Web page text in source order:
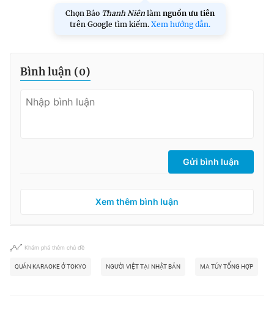
Chọn Báo Thanh Niên làm nguồn ưu tiên
trên Google tìm kiếm. Xem hướng dẫn.
Bình luận (0)
Gửi bình luận
Xem thêm bình luận
Khám phá thêm chủ đề
QUÁN KARAOKE Ở TOKYO NGƯỜI VIỆT TẠI NHẬT BẢN MA TÚY TỔNG HỢP